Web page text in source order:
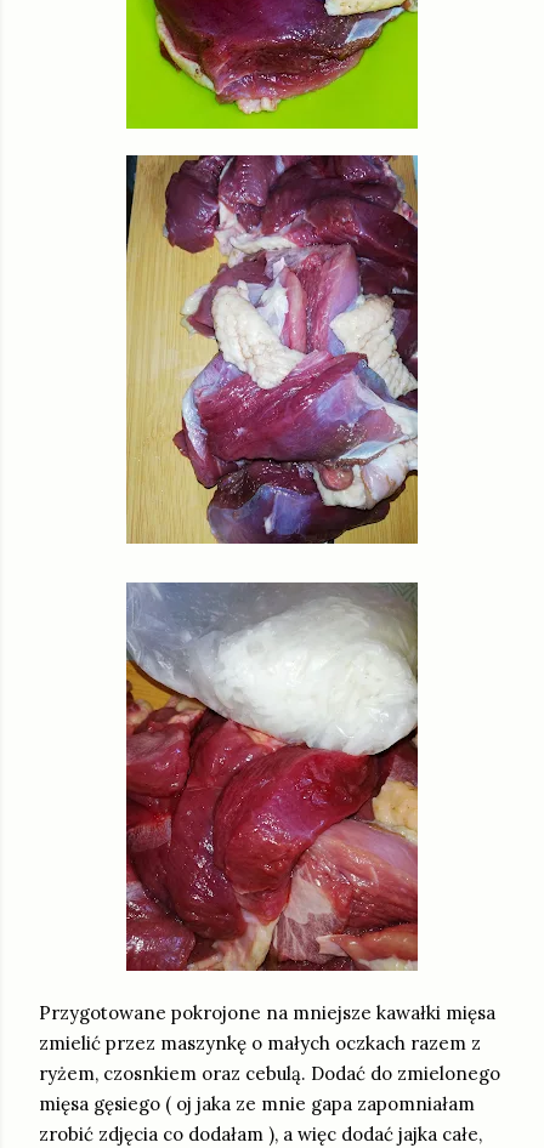
Przygotowane pokrojone na mniejsze kawałki mięsa
zmielić przez maszynkę o małych oczkach razem z
ryżem, czosnkiem oraz cebulą. Dodać do zmielonego
mięsa gęsiego ( oj jaka ze mnie gapa zapomniałam
zrobić zdjęcia co dodałam ), a więc dodać jajka całe,